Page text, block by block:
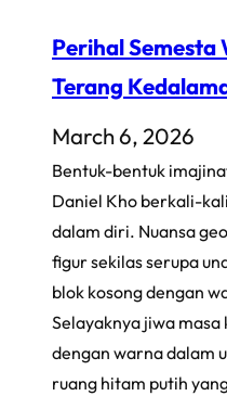
Perihal Semesta
Terang
March 6, 2026
Bentuk-bentuk
Daniel Kho berkali-
dalam diri. Nuansa
figur sekilas serupa
blok kosong dengan
Selayaknya jiwa
dengan warna dalam
ruang hitam putih